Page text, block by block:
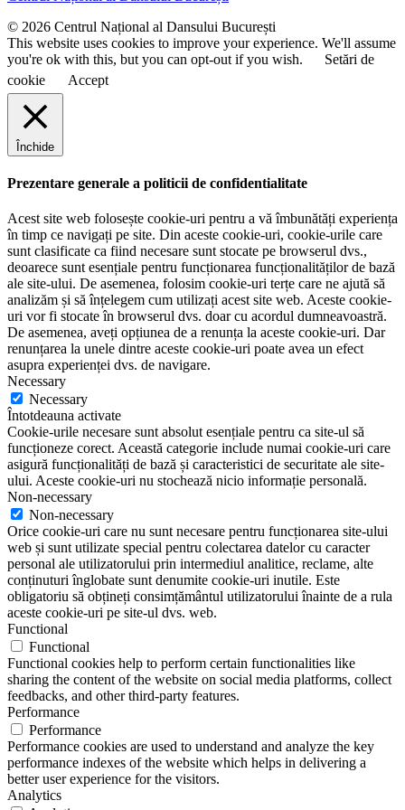
© 2026 Centrul Național al Dansului București
This website uses cookies to improve your experience. We'll assume
you're ok with this, but you can opt-out if you wish.
Setări de
cookie
Accept
Închide
Prezentare generale a politicii de confidentialitate
Acest site web folosește cookie-uri pentru a vă îmbunătăți experiența
în timp ce navigați pe site. Din aceste cookie-uri, cookie-urile care
sunt clasificate ca fiind necesare sunt stocate pe browserul dvs.,
deoarece sunt esențiale pentru funcționarea funcționalităților de bază
ale site-ului. De asemenea, folosim cookie-uri terțe care ne ajută să
analizăm și să înțelegem cum utilizați acest site web. Aceste cookie-
uri vor fi stocate în browserul dvs. doar cu acordul dumneavoastră.
De asemenea, aveți opțiunea de a renunța la aceste cookie-uri. Dar
renunțarea la unele dintre aceste cookie-uri poate avea un efect
asupra experienței dvs. de navigare.
Necessary
Necessary
Întotdeauna activate
Cookie-urile necesare sunt absolut esențiale pentru ca site-ul să
funcționeze corect. Această categorie include numai cookie-uri care
asigură funcționalități de bază și caracteristici de securitate ale site-
ului. Aceste cookie-uri nu stochează nicio informație personală.
Non-necessary
Non-necessary
Orice cookie-uri care nu sunt necesare pentru funcționarea site-ului
web și sunt utilizate special pentru colectarea datelor cu caracter
personal ale utilizatorului prin intermediul analitice, reclame, alte
conținuturi înglobate sunt denumite cookie-uri inutile. Este
obligatoriu să obțineți consimțământul utilizatorului înainte de a rula
aceste cookie-uri pe site-ul dvs. web.
Functional
Functional
Functional cookies help to perform certain functionalities like
sharing the content of the website on social media platforms, collect
feedbacks, and other third-party features.
Performance
Performance
Performance cookies are used to understand and analyze the key
performance indexes of the website which helps in delivering a
better user experience for the visitors.
Analytics